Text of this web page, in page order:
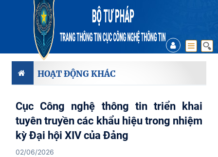
HOẠT ĐỘNG KHÁC
Cục Công nghệ thông tin triển khai
tuyên truyền các khẩu hiệu trong nhiệm
kỳ Đại hội XIV của Đảng
02/06/2026